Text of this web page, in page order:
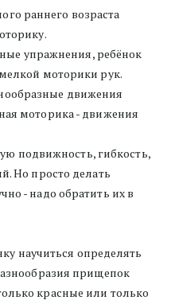
раннего возраста
упражнения, ребёнок
моторики рук.
движения
моторика - движения
подвижность, гибкость,
Но просто делать
- надо обратить их в
научиться определять
прищепок
красные или только